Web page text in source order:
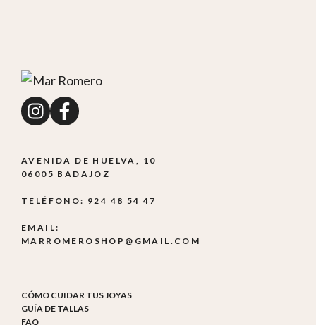
AVENIDA DE HUELVA, 10
06005 BADAJOZ
TELÉFONO: 924 48 54 47
EMAIL:
MARROMEROSHOP@GMAIL.COM
CÓMO CUIDAR TUS JOYAS
GUÍA DE TALLAS
FAQ